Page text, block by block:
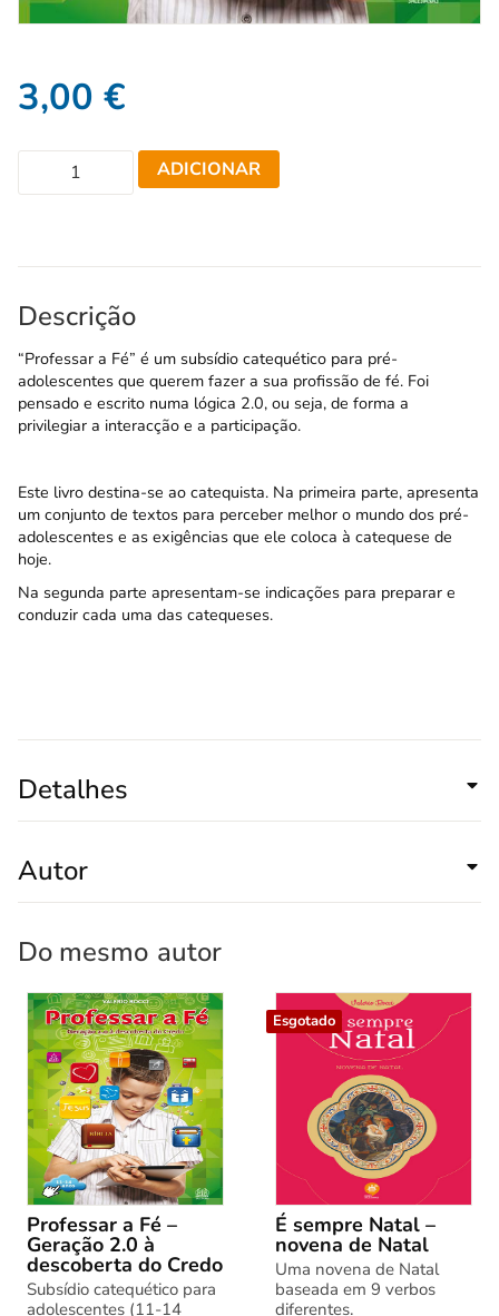
3,00 €
ADICIONAR
Descrição
“Professar a Fé” é um subsídio catequético para pré-
adolescentes que querem fazer a sua profissão de fé. Foi
pensado e escrito numa lógica 2.0, ou seja, de forma a
privilegiar a interacção e a participação.
Este livro destina-se ao catequista. Na primeira parte, apresenta
um conjunto de textos para perceber melhor o mundo dos pré-
adolescentes e as exigências que ele coloca à catequese de
hoje.
Na segunda parte apresentam-se indicações para preparar e
conduzir cada uma das catequeses.
Detalhes
Autor
Do mesmo autor
Professar a Fé –
Geração 2.0 à
descoberta do Credo
Subsídio catequético para
adolescentes (11-14
Esgotado
É sempre Natal –
novena de Natal
Uma novena de Natal
baseada em 9 verbos
diferentes.